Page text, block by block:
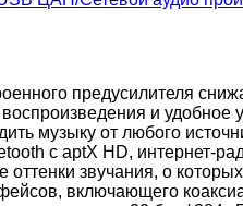
предусилителя
и
музыку от любого
с aptX HD, интернет-
оттенки звучания, о
включающего